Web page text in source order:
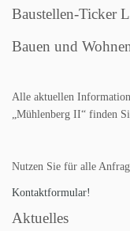
Baustellen-Ticker
Bauen und
Alle aktuellen
„Mühlenberg II“ finden
Nutzen Sie für alle
Kontaktformular!
Aktuelles